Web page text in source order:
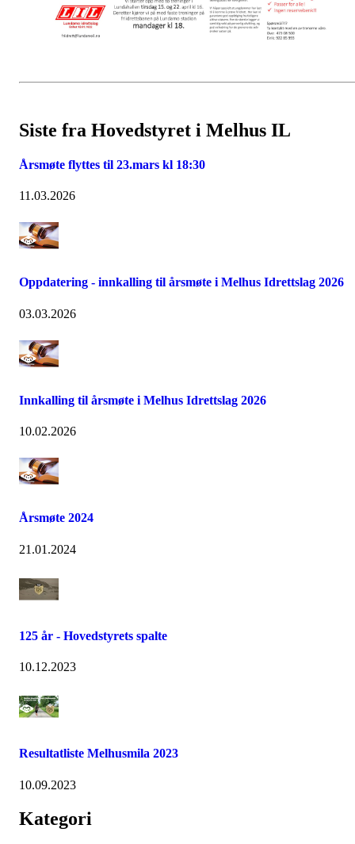
Siste fra Hovedstyret i Melhus IL
Årsmøte flyttes til 23.mars kl 18:30
11.03.2026
Oppdatering - innkalling til årsmøte i Melhus Idrettslag 2026
03.03.2026
Innkalling til årsmøte i Melhus Idrettslag 2026
10.02.2026
Årsmøte 2024
21.01.2024
125 år - Hovedstyrets spalte
10.12.2023
Resultatliste Melhusmila 2023
10.09.2023
Kategori